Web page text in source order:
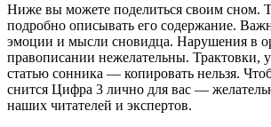
Ниже вы можете поделиться своим сном.
подробно описывать его содержание.
эмоции и мысли сновидца. Нарушения в
правописании нежелательны. Трактовки,
статью сонника — копировать нельзя.
снится Цифра 3 лично для вас —
наших читателей и экспертов.